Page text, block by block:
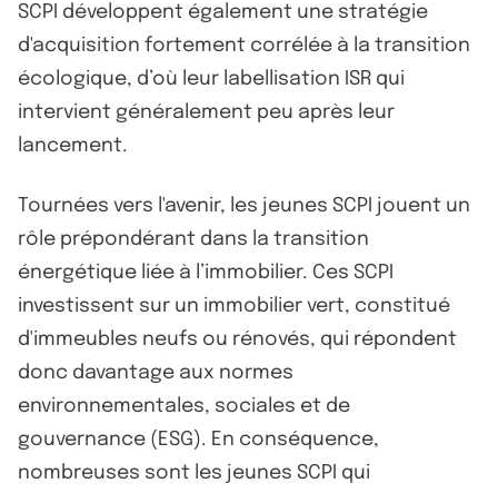
SCPI développent également une stratégie
d'acquisition fortement corrélée à la transition
écologique, d’où leur labellisation ISR qui
intervient généralement peu après leur
lancement.
Tournées vers l'avenir, les jeunes SCPI jouent un
rôle prépondérant dans la transition
énergétique liée à l’immobilier. Ces SCPI
investissent sur un immobilier vert, constitué
d'immeubles neufs ou rénovés, qui répondent
donc davantage aux normes
environnementales, sociales et de
gouvernance (ESG). En conséquence,
nombreuses sont les jeunes SCPI qui